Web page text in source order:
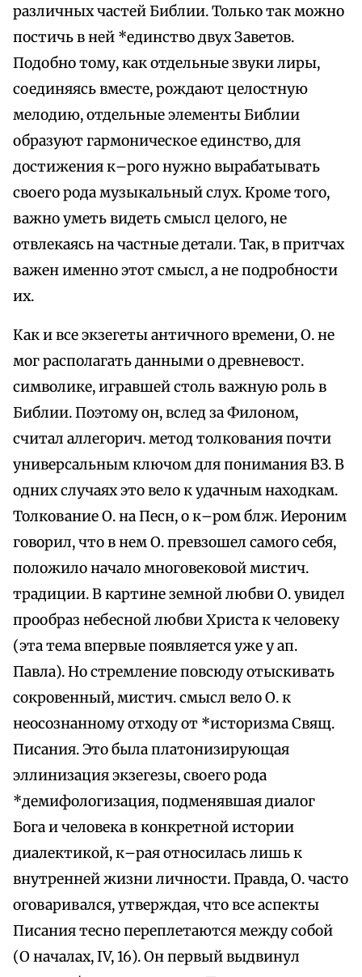
различных частей Библии. Только так можно
постичь в ней *единство двух Заветов.
Подобно тому, как отдельные звуки лиры,
соединяясь вместе, рождают целостную
мелодию, отдельные элементы Библии
образуют гармоническое единство, для
достижения к–рого нужно вырабатывать
своего рода музыкальный слух. Кроме того,
важно уметь видеть смысл целого, не
отвлекаясь на частные детали. Так, в притчах
важен именно этот смысл, а не подробности
их.
Как и все экзегеты античного времени, О. не
мог располагать данными о древневост.
символике, игравшей столь важную роль в
Библии. Поэтому он, вслед за Филоном,
считал аллегорич. метод толкования почти
универсальным ключом для понимания ВЗ. В
одних случаях это вело к удачным находкам.
Толкование О. на Песн, о к–ром блж. Иероним
говорил, что в нем О. превзошел самого себя,
положило начало многовековой мистич.
традиции. В картине земной любви О. увидел
прообраз небесной любви Христа к человеку
(эта тема впервые появляется уже у ап.
Павла). Но стремление повсюду отыскивать
сокровенный, мистич. смысл вело О. к
неосознанному отходу от *историзма Свящ.
Писания. Это была платонизирующая
эллинизация экзегезы, своего рода
*демифологизация, подменявшая диалог
Бога и человека в конкретной истории
диалектикой, к–рая относилась лишь к
внутренней жизни личности. Правда, О. часто
оговаривался, утверждая, что все аспекты
Писания тесно переплетаются между собой
(О началах, IV, 16). Он первый выдвинул